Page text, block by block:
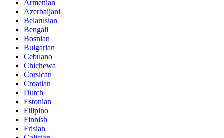
Armenian
Azerbaijani
Belarusian
Bengali
Bosnian
Bulgarian
Cebuano
Chichewa
Corsican
Croatian
Dutch
Estonian
Filipino
Finnish
Frisian